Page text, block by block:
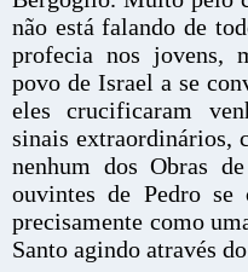
não está falando de
profecia nos jovens,
povo de Israel a se
eles crucificaram
sinais extraordinários,
nenhum dos Obras
ouvintes de Pedro se
precisamente como
Santo agindo através